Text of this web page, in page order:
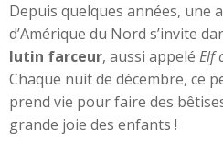
Depuis quelques années, une
d’Amérique du Nord s’invite
lutin farceur, aussi appelé Elf
Chaque nuit de décembre, ce
prend vie pour faire des
grande joie des enfants !